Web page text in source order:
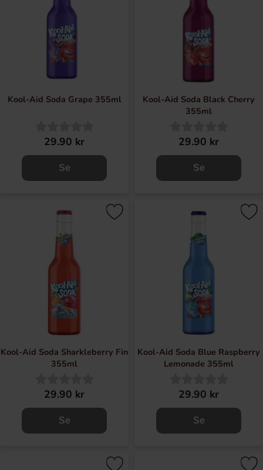
Kool-Aid Soda Grape 355ml
29.90 kr
Se
Kool-Aid Soda Black Cherry
355ml
29.90 kr
Se
Kool-Aid Soda Sharkleberry Fin
355ml
29.90 kr
Se
Kool-Aid Soda Blue Raspberry
Lemonade 355ml
29.90 kr
Se